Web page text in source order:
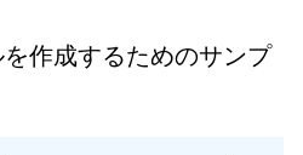
作成するためのサンプ